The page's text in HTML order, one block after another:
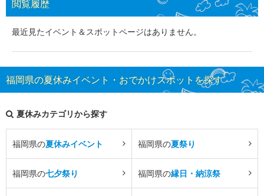
閲覧履歴
最近見たイベント＆スポットページはありません。
福岡県の夏休みイベント・おでかけスポットを探す
夏休みカテゴリから探す
福岡県の夏休みイベント 福岡県の夏祭り
福岡県の七夕祭り 福岡県の縁日・納涼祭